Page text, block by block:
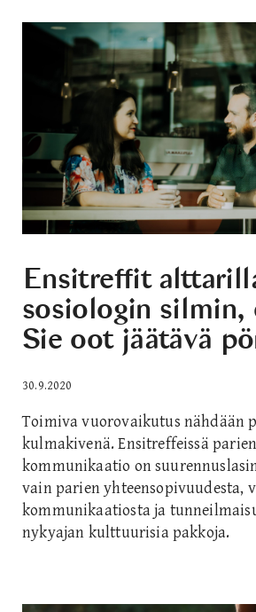
Ensitreffit
sosiologin silmin,
Sie oot jäätävä
30.9.2020
Toimiva vuorovaikutus nähdään
kulmakivenä. Ensitreffeissä
kommunikaatio on
vain parien yhteensopivuudesta,
kommunikaatiosta ja
nykyajan kulttuurisia pakkoja.